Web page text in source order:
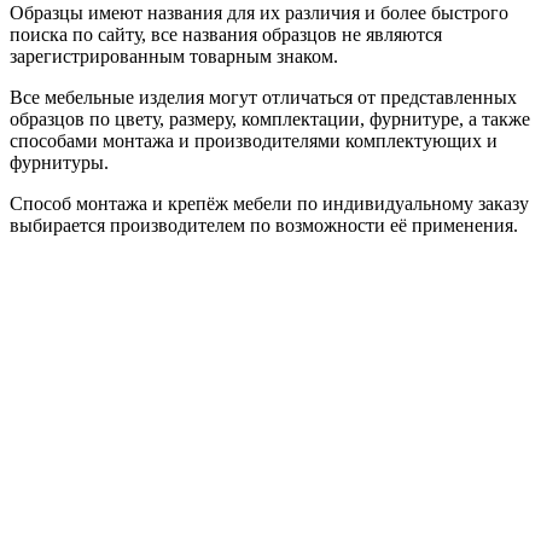
Образцы имеют названия для их различия и более быстрого
поиска по сайту, все названия образцов не являются
зарегистрированным товарным знаком.
Все мебельные изделия могут отличаться от представленных
образцов по цвету, размеру, комплектации, фурнитуре, а также
способами монтажа и производителями комплектующих и
фурнитуры.
Способ монтажа и крепёж мебели по индивидуальному заказу
выбирается производителем по возможности её применения.